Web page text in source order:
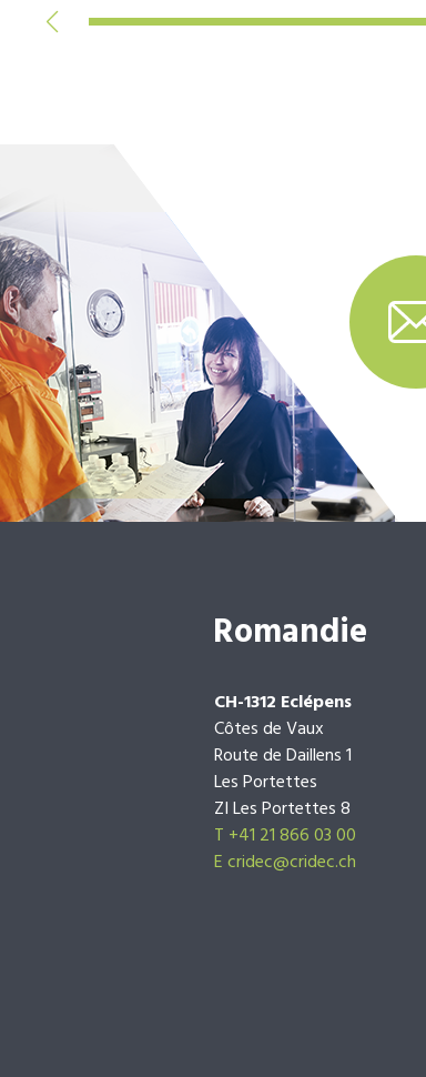
Romandie
CH-1312 Eclépens
Côtes de Vaux
Route de Daillens 1
Les Portettes
ZI Les Portettes 8
T +41 21 866 03 00
Ecridec@cridec.ch